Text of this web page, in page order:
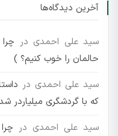
آخرین دیدگاه‌ها
سید علی احمدی در
حالمان را خوب کنیم؟ )
سید علی احمدی در
که با گردشگری میلیاردر
سید علی احمدی در